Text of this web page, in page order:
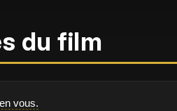
du film
vous.